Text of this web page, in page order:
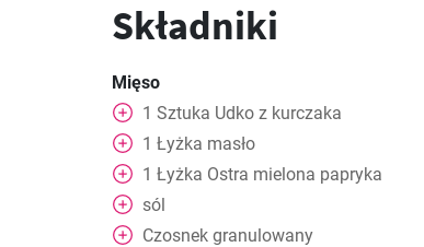
Składniki
Mięso
1 Sztuka Udko z kurczaka
1 Łyżka masło
1 Łyżka Ostra mielona papryka
sól
Czosnek granulowany